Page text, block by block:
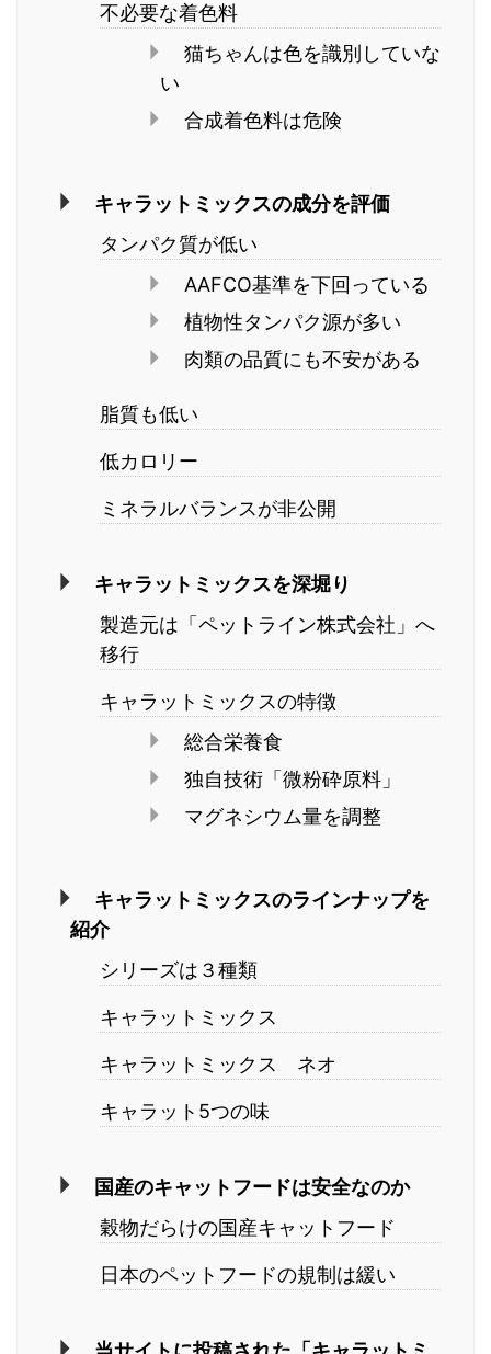
不必要な着色料
猫ちゃんは色を識別していな
い
合成着色料は危険
キャラットミックスの成分を評価
タンパク質が低い
AAFCO基準を下回っている
植物性タンパク源が多い
肉類の品質にも不安がある
脂質も低い
低カロリー
ミネラルバランスが非公開
キャラットミックスを深堀り
製造元は「ペットライン株式会社」へ
移行
キャラットミックスの特徴
総合栄養食
独自技術「微粉砕原料」
マグネシウム量を調整
キャラットミックスのラインナップを
紹介
シリーズは３種類
キャラットミックス
キャラットミックス ネオ
キャラット5つの味
国産のキャットフードは安全なのか
穀物だらけの国産キャットフード
日本のペットフードの規制は緩い